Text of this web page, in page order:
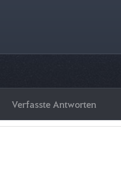
Verfasste Antworten